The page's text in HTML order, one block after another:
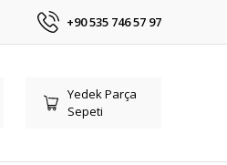
+90 535 746 57 97
Yedek Parça
Sepeti